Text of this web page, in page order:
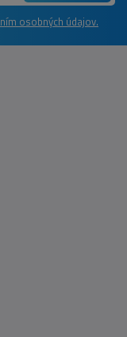
osobných údajov.